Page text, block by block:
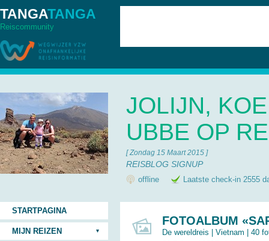
TANGATANGA
Reiscommunity
JOLIJN,
UBBE OP
[ Zondag 15 Maart 2015 ]
REISBLOG SIGNUP
offline Laatste check-in 2555
FOTOALBUM
De wereldreis Vietnam | 40
STARTPAGINA
MIJN REIZEN